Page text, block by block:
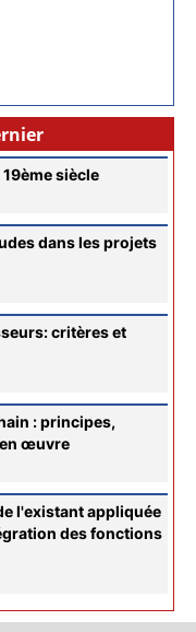
siècle
dans les projets
critères et
: principes,
œuvre
l'existant appliquée
des fonctions